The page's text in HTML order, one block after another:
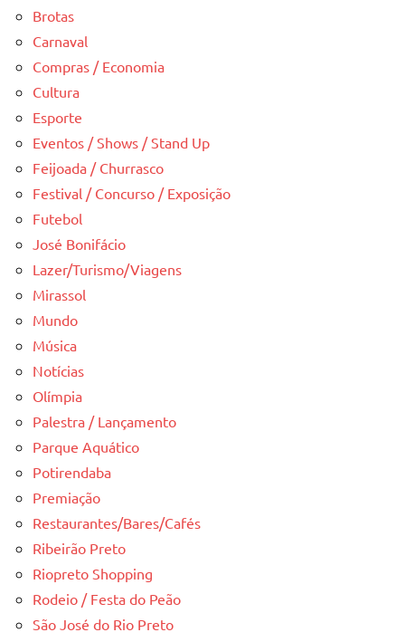
Brotas
Carnaval
Compras / Economia
Cultura
Esporte
Eventos / Shows / Stand Up
Feijoada / Churrasco
Festival / Concurso / Exposição
Futebol
José Bonifácio
Lazer/Turismo/Viagens
Mirassol
Mundo
Música
Notícias
Olímpia
Palestra / Lançamento
Parque Aquático
Potirendaba
Premiação
Restaurantes/Bares/Cafés
Ribeirão Preto
Riopreto Shopping
Rodeio / Festa do Peão
São José do Rio Preto